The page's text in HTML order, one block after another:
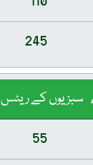
245
سبزیوں کے ریٹس
55